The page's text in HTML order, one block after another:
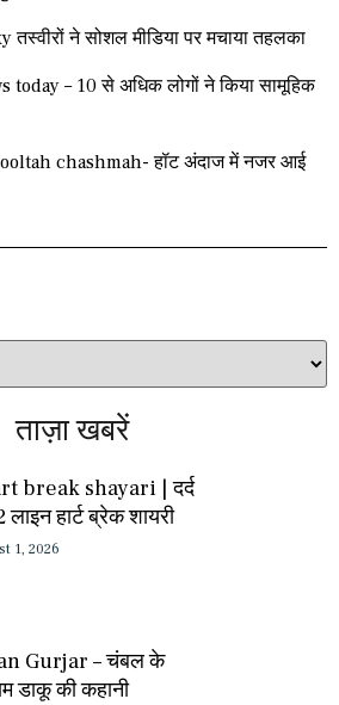
ने सोशल मीडिया पर मचाया तहलका
– 10 से अधिक लोगों ने किया सामूहिक
chashmah- हॉट अंदाज में नजर आई
ताज़ा खबरें
break shayari | दर्द
लाइन हार्ट ब्रेक शायरी
1, 2026
Gurjar – चंबल के
डाकू की कहानी